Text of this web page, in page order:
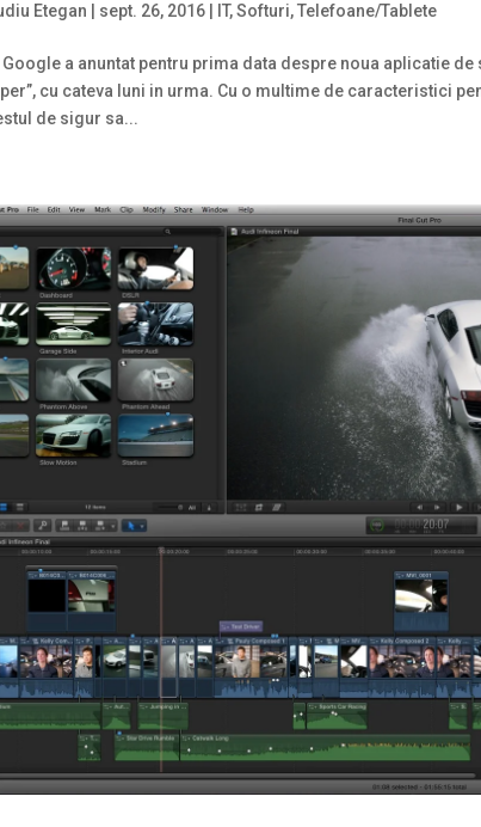
Etegan sept. 26, 2016 IT,Softuri,Telefoane/Tablete
Google a anuntat pentru prima data despre noua aplicatie
cu cateva luni in urma. Cu o multime de caracteristici
de sigur sa...